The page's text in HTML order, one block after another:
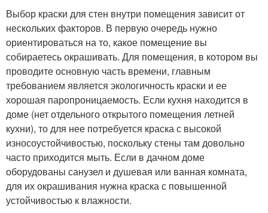
Выбор краски для стен внутри помещения зависит от
нескольких факторов. В первую очередь нужно
ориентироваться на то, какое помещение вы
собираетесь окрашивать. Для помещения, в котором вы
проводите основную часть времени, главным
требованием является экологичность краски и ее
хорошая паропроницаемость. Если кухня находится в
доме (нет отдельного открытого помещения летней
кухни), то для нее потребуется краска с высокой
износоустойчивостью, поскольку стены там довольно
часто приходится мыть. Если в дачном доме
оборудованы санузел и душевая или ванная комната,
для их окрашивания нужна краска с повышенной
устойчивостью к влажности.